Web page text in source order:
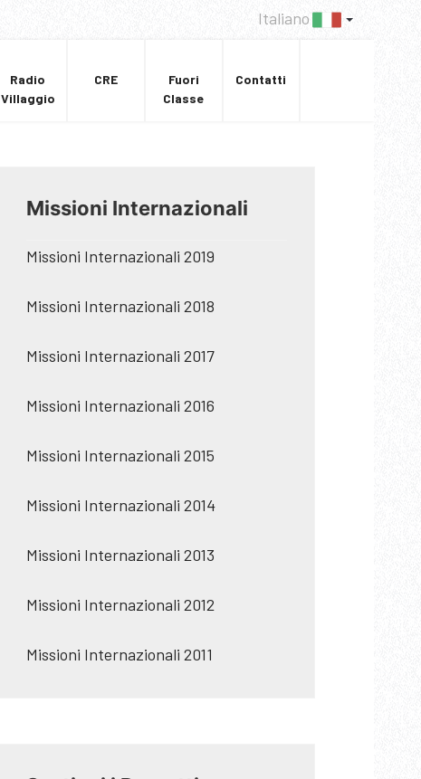
Italiano
Radio
Villaggio
CRE
Fuori
Classe
Contatti
Missioni Internazionali
Missioni Internazionali 2019
Missioni Internazionali 2018
Missioni Internazionali 2017
Missioni Internazionali 2016
Missioni Internazionali 2015
Missioni Internazionali 2014
Missioni Internazionali 2013
Missioni Internazionali 2012
Missioni Internazionali 2011